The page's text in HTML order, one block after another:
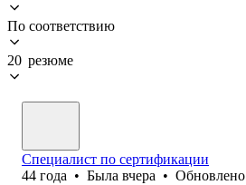
По соответствию
20 резюме
Специалист по сертификации
44 года • Была вчера • Обновлено